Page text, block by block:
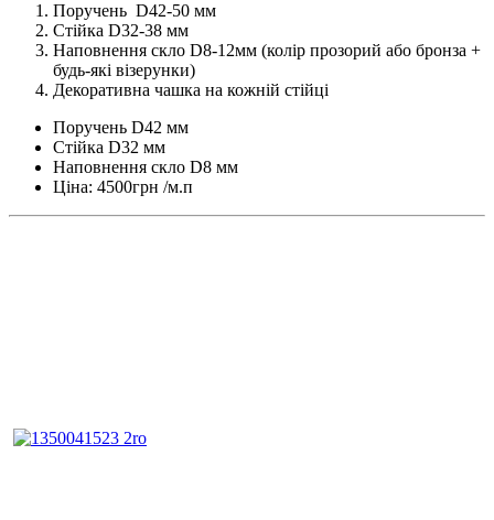
Поручень D42-50 мм
Стійка D32-38 мм
Наповнення скло D8-12мм (колір прозорий або бронза +
будь-які візерунки)
Декоративна чашка на кожній стійці
Поручень D42 мм
Стійка D32 мм
Наповнення скло D8 мм
Ціна: 4500грн /м.п